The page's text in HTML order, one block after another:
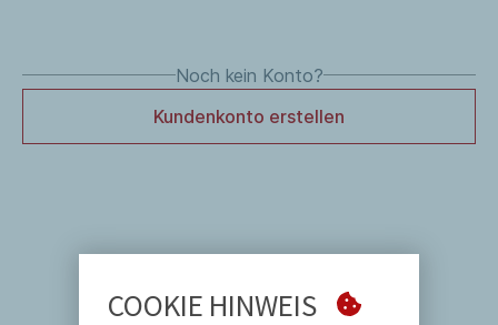
Noch kein Konto?
Kundenkonto erstellen
COOKIE HINWEIS